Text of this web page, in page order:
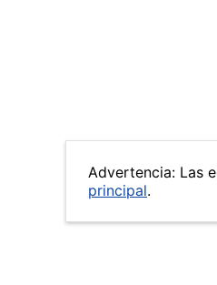
Advertencia: Las
principal.